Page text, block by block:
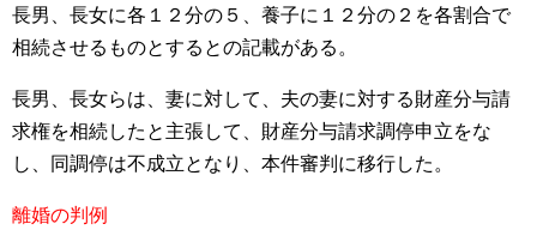
長男、長女に各１２分の５、養子に１２分の２を各割合で
相続させるものとするとの記載がある。
長男、長女らは、妻に対して、夫の妻に対する財産分与請
求権を相続したと主張して、財産分与請求調停申立をな
し、同調停は不成立となり、本件審判に移行した。
離婚の判例